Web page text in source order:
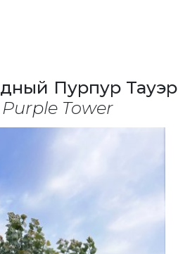
Пурпур Тауэр
Tower